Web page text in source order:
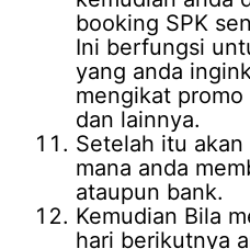
booking SPK
Ini berfungsi
yang anda
mengikat
dan lainnya.
Setelah itu
mana anda
ataupun bank.
Kemudian Bila
hari berikutnya